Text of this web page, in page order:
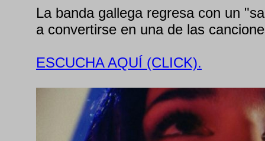
La banda gallega regresa con un
a convertirse en una de las
ESCUCHA AQUÍ (CLICK).